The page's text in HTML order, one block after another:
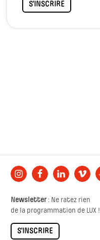
S'INSCRIRE
Newsletter: Ne ratez rien
de la programmation de LUX !
S'INSCRIRE